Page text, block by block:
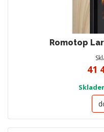
Romotop
41